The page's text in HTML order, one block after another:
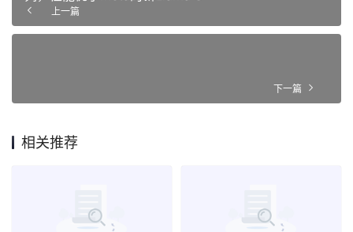
上一篇
下一篇
相关推荐